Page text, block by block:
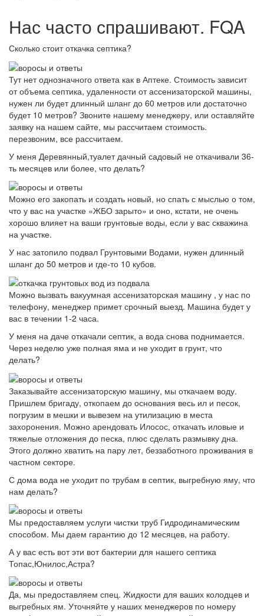
Нас часто спрашивают. FQA
Сколько стоит откачка септика?
Тут нет однозначного ответа как в Аптеке. Стоимость зависит
от объема септика, удаленности от ассенизаторской машины,
нужен ли будет длинный шланг до 60 метров или достаточно
будет 10 метров? Звоните нашему менеджеру, или оставляйте
заявку на нашем сайте, мы рассчитаем стоимость.
перезвоним, все рассчитаем.
У меня Деревянный,туалет дачный садовый не откачивали 36-
ть месяцев или более, что делать?
Можно его закопать и создать новый, но спать с мыслью о том,
что у вас на участке «ЖБО зарыто» и оно, кстати, не очень
хорошо влияет на ваши грунтовые воды, если у вас скважина
на участке.
У нас затопило подвал Грунтовыми Водами, нужен длинный
шланг до 50 метров и где-то 10 кубов.
Можно вызвать вакуумная ассенизаторская машину , у нас по
телефону, менеджер примет срочный выезд. Машина будет у
вас в течении 1-2 часа.
У меня на даче откачали септик, а вода снова поднимается.
Через неделю уже полная яма и не уходит в грунт, что
делать?
Заказывайте ассенизаторскую машину, мы откачаем воду.
Пришлем бригаду, откопаем до основания весь ил и песок,
погрузим в мешки и вывезем на утилизацию в места
захоронения. Можно арендовать Илосос, откачать иловые и
тяжелые отложения до песка, плюс сделать размывку дна.
Этого должно хватить на пару лет, беззаботного проживания в
частном секторе.
С дома вода не уходит по трубам в септик, выгребную яму, что
нам делать?
Мы предоставляем услуги чистки труб Гидродинамическим
способом. Мы даем гарантию до 12 месяцев, на работу.
А у вас есть вот эти вот бактерии для нашего септика
Топас,Юнилос,Астра?
Да, мы предоставляем спец. Жидкости для ваших колодцев и
выгребных ям. Уточняйте у наших менеджеров по номеру